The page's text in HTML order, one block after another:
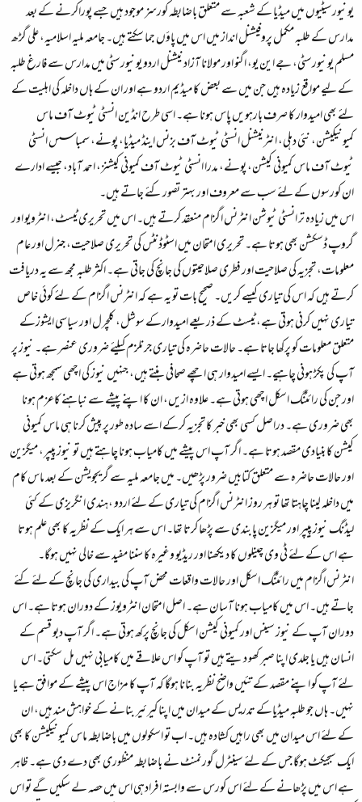
یونیورسیٹیوں میں میڈیا کے شعبہ سے متعلق باضابطہ کورسز موجود ہیں جسے پوراکرنے کے بعد
مدارس کے طلبہ مکمل پروفیشنل انداز میں اس میں پاؤں جما سکتے ہیں۔ جامعہ ملیہ اسلامیہ، علی گڑھ
مسلم یونیورسٹی، جے این یو، اگنو اور مولانا آزاد نیشنل اردو یونیورسٹی میں مدارس سے فارغ طلبہ
کے لیے مواقع زیادہ ہیں جن میں سے بعض کا میڈیم اردو ہے اور ان کے ہاں داخلہ کی اہلیت کے
لئے بھی امیدوار کا صرف بارہویں پاس ہونا ہے۔ اسی طرح انڈین انسٹی ٹیوٹ آف ماس
کمیونیکیشن، نئی دہلی، انٹرنیشنل انسٹی ٹیوٹ آف بزنس اینڈ میڈیا، پونے، سمباسس انسٹی
ٹیوٹ آف ماس کمیونی کیشن، پونے، مدرا انسٹی ٹیوٹ آف کمیونی کیشنز، احمد آباد، جیسے ادارے
ان کورسوں کے لئے سب سے معروف اور بہتر تصور کئے جاتے ہیں۔
اس میں زیادہ تر انسٹی ٹیوشن انٹرنس اگزام منعقد کرتے ہیں۔ اس میں تحریری ٹیسٹ، انٹرویو اور
گروپ ڈسکشن بھی ہوتا ہے۔ تحریری امتحان میں اسٹوڈنٹس کی تحریری صلاحیت، جنرل اور عام
معلومات، تجزیہ کی صلاحیت اور فطری صلاحیتوں کی جانچ کی جاتی ہے۔ اکثر طلبہ مجھ سے یہ دریافت
کرتے ہیں کہ اس کی تیاری کیسے کریں۔ صحیح بات تو یہ ہے کہ انٹرنس اگزام کے لئے کوئی خاص
تیاری نہیں کرنی ہوتی ہے، ٹیسٹ کے ذریعے امیدوارکے سوشل، کلچرل اور سیاسی ایشوزکے
متعلق معلومات کو پرکھا جاتا ہے۔ حالات حاضرہ کی تیاری جرنلزم کیلئے ضروری عنصر ہے۔ نیوز پر
آپ کی پکڑ ہونی چاہیے۔ ایسے امیدوار ہی اچھے صحافی بنتے ہیں، جنہیں نیوز کی اچھی سمجھ ہوتی ہے
اور جن کی رائٹنگ اسکل اچھی ہوتی ہے۔ علاوہ ازیں، ان کا اپنے پیشے سے نباہنے کاعزم ہونا
بھی ضروری ہے۔ دراصل کسی بھی خبر کا تجزیہ کرکے اسے سادہ طور پر پیش کرنا ہی ماس کمیونی
کیشن کا بنیادی مقصد ہوتا ہے۔ اگر آپ اس پیشے میں کامیاب ہونا چاہتے ہیں تو نیوز پیپر، میگزین
اور حالات حاضرہ سے متعلق کتابیں ضرور پڑھیں۔ میں جامعہ ملیہ سے گریجویشن کے بعد ماس کام
میں داخلہ لینا چاہتا تھا تو ہر روز انٹرنس اگزام کی تیاری کے لئے اردو ،ہندی انگریزی کے کئی
لیڈنگ نیوز پیپر اور میگزین پابندی سے پڑھا کرتا تھا۔ اس سے ہر ایک کے نظریہ کا بھی علم ہوتا
ہے اس کے لئے ٹی وی چینلوں کا دیکھنا اور ریڈیو وغیرہ کا سننا مفید سے خالی نہیں ہوگا۔
انٹرنس اگزام میں رائٹنگ اسکل اور حالات واقعات محض آپ کی بیداری کی جانچ کے لئے کئے
جاتے ہیں۔ اس میں کامیاب ہونا آسان ہے۔ اصل امتحان انٹرویوز کے دوران ہوتا ہے۔ اس
دوران آپ کے نیوز سینس اور کمیونی کیشن اسکل کی جانچ پرکھ ہوتی ہے۔ اگر آپ دبو قسم کے
انسان ہیں یا جلدی اپنا صبر کھو دیتے ہیں تو آپ کو اس علاقے میں کامیابی نہیں مل سکتی۔ اس
لئے آپ کو اپنے مقصد کے تئیں واضح نظریہ بنانا ہوگا کہ آپ کا مزاج اس پیشے کے موافق ہے یا
نہیں۔ ہاں جو طلبہ میڈیاکے تدریس کے میدان میں اپنا کیرئیر بنانے کے خواہش مند ہیں، ان
کے لئے اس میدان میں بھی راہیں کشادہ ہیں۔ اب تو اسکولوں میں باضابطہ ماس کمیونیکیشن کا بھی
ایک سبجیکٹ ہوگا جس کے لئے سینٹرل گورنمنٹ نے باضابطہ منظوری بھی دے دی ہے۔ ظاہر
ہے اس میں پڑھانے کے لئے اس کورس سے وابستہ افرادہی اس میں حصہ لے سکیں گے تو اس